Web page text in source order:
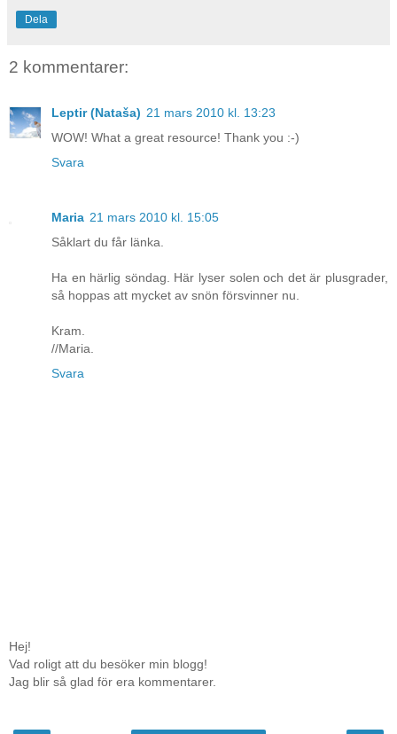
Dela
2 kommentarer:
Leptir (Nataša) 21 mars 2010 kl. 13:23
WOW! What a great resource! Thank you :-)
Svara
Maria 21 mars 2010 kl. 15:05
Såklart du får länka.
Ha en härlig söndag. Här lyser solen och det är plusgrader,
så hoppas att mycket av snön försvinner nu.
Kram.
//Maria.
Svara
Hej!
Vad roligt att du besöker min blogg!
Jag blir så glad för era kommentarer.